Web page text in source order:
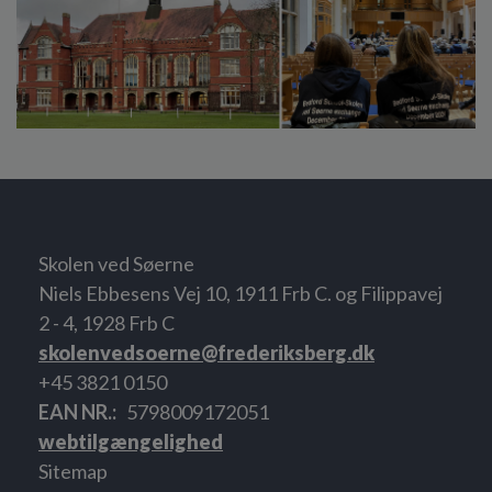
Skolen ved Søerne
Niels Ebbesens Vej 10, 1911 Frb C. og Filippavej
2 - 4, 1928 Frb C
skolenvedsoerne@frederiksberg.dk
+45 3821 0150
EAN NR.
5798009172051
webtilgængelighed
Sitemap